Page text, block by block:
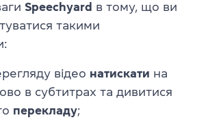
Speechyard в тому, що ви
такими
відео натискати на
в субтитрах та дивитися
перекладу;